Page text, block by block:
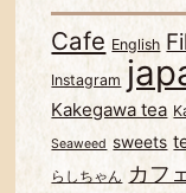
Cafe English
Instagram
Kakegawa tea
Seaweed sweets
らしちゃん カフ